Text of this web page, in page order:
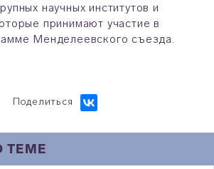
научных институтов и
принимают участие в
Менделеевского съезда.
Поделиться
ТЕМЕ